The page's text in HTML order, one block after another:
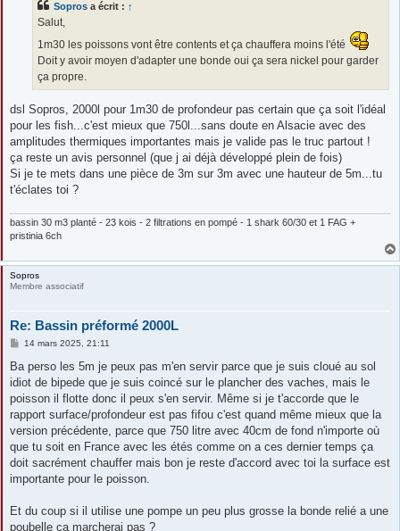
Sopros a écrit : ↑
Salut,
1m30 les poissons vont être contents et ça chauffera moins l'été
Doit y avoir moyen d'adapter une bonde oui ça sera nickel pour garder
ça propre.
dsl Sopros, 2000l pour 1m30 de profondeur pas certain que ça soit l'idéal
pour les fish...c'est mieux que 750l...sans doute en Alsacie avec des
amplitudes thermiques importantes mais je valide pas le truc partout !
ça reste un avis personnel (que j ai déjà développé plein de fois)
Si je te mets dans une pièce de 3m sur 3m avec une hauteur de 5m...tu
t'éclates toi ?
bassin 30 m3 planté - 23 kois - 2 filtrations en pompé - 1 shark 60/30 et 1 FAG +
pristinia 6ch
Sopros
Membre associatif
Re: Bassin préformé 2000L
M
s
a
g
14 mars 2025, 21:11
Ba perso les 5m je peux pas m'en servir parce que je suis cloué au sol
idiot de bipede que je suis coincé sur le plancher des vaches, mais le
poisson il flotte donc il peux s'en servir. Même si je t'accorde que le
rapport surface/profondeur est pas fifou c'est quand même mieux que la
version précédente, parce que 750 litre avec 40cm de fond n'importe où
que tu soit en France avec les étés comme on a ces dernier temps ça
doit sacrément chauffer mais bon je reste d'accord avec toi la surface est
importante pour le poisson.
Et du coup si il utilise une pompe un peu plus grosse la bonde relié a une
poubelle ça marcherai pas ?